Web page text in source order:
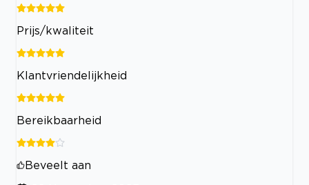
Prijs/kwaliteit
Klantvriendelijkheid
Bereikbaarheid
Beveelt aan